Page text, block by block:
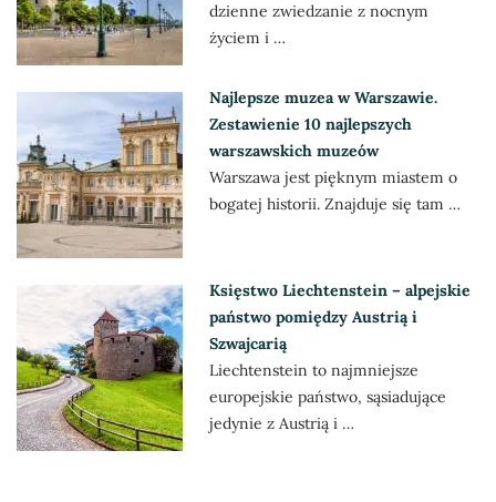
dzienne zwiedzanie z nocnym
życiem i …
Najlepsze muzea w Warszawie.
Zestawienie 10 najlepszych
warszawskich muzeów
Warszawa jest pięknym miastem o
bogatej historii. Znajduje się tam …
Księstwo Liechtenstein – alpejskie
państwo pomiędzy Austrią i
Szwajcarią
Liechtenstein to najmniejsze
europejskie państwo, sąsiadujące
jedynie z Austrią i …